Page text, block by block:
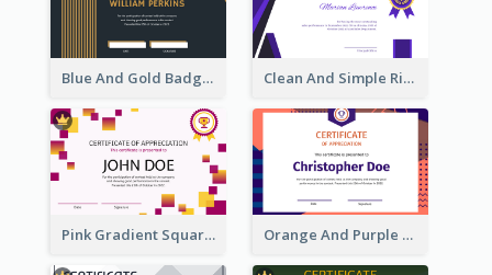
Blue And Gold Badge Appreciation Certificate Clean And Simple Ribbon Certificate Design Ideas
Pink Gradient Squares Certificate Orange And Purple Pattern Certificate